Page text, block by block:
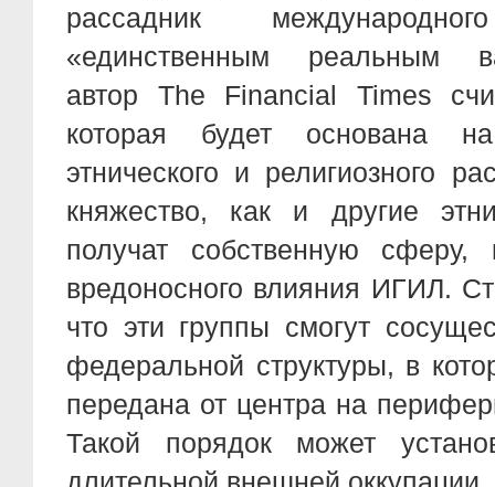
рассадник
«единственным реальным
автор The Financial Times
которая будет основана
этнического и религиозного
княжество, как и другие
получат собственную сферу,
вредоносного влияния ИГИЛ.
что эти группы смогут
федеральной структуры, в
передана от центра на
Такой порядок может